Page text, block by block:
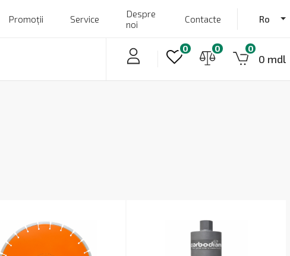
Promoții Service
Despre
noi
Contacte Ro
0 0 0
0 mdl